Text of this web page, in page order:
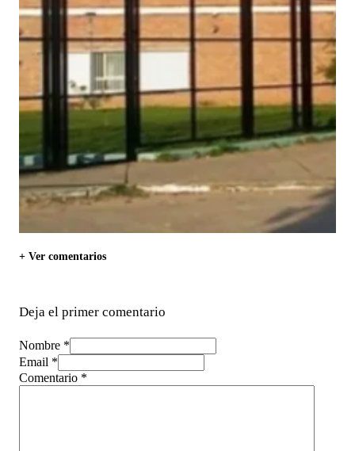
+ Ver comentarios
Deja el primer comentario
Nombre *
Email *
Comentario *